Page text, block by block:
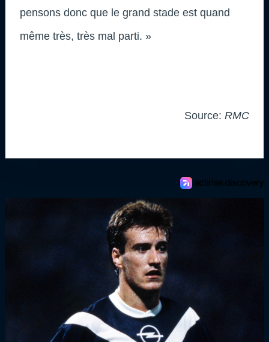
pensons donc que le grand stade est quand
même très, très mal parti. »
Source: RMC